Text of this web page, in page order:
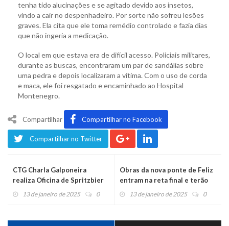
tenha tido alucinações e se agitado devido aos insetos,
vindo a cair no despenhadeiro. Por sorte não sofreu lesões
graves. Ela cita que ele toma remédio controlado e fazia dias
que não ingeria a medicação.
O local em que estava era de difícil acesso. Policiais militares,
durante as buscas, encontraram um par de sandálias sobre
uma pedra e depois localizaram a vítima. Com o uso de corda
e maca, ele foi resgatado e encaminhado ao Hospital
Montenegro.
Compartilhar Compartilhar no Facebook
Compartilhar no Twitter
CTG Charla Galponeira
realiza Oficina de Spritzbier
13 de janeiro de 2025 0
Obras da nova ponte de Feliz
entram na reta final e terão
mudanças no trânsito
13 de janeiro de 2025 0